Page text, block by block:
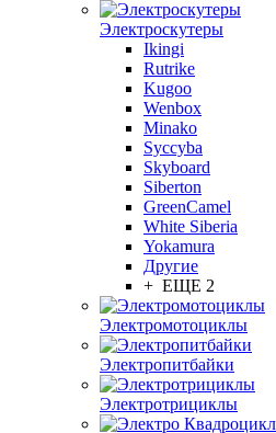
Электроскутеры
Ikingi
Rutrike
Kugoo
Wenbox
Minako
Syccyba
Skyboard
Siberton
GreenCamel
White Siberia
Yokamura
Другие
+ ЕЩЕ 2
Электромотоциклы
Электропитбайки
Электротрициклы